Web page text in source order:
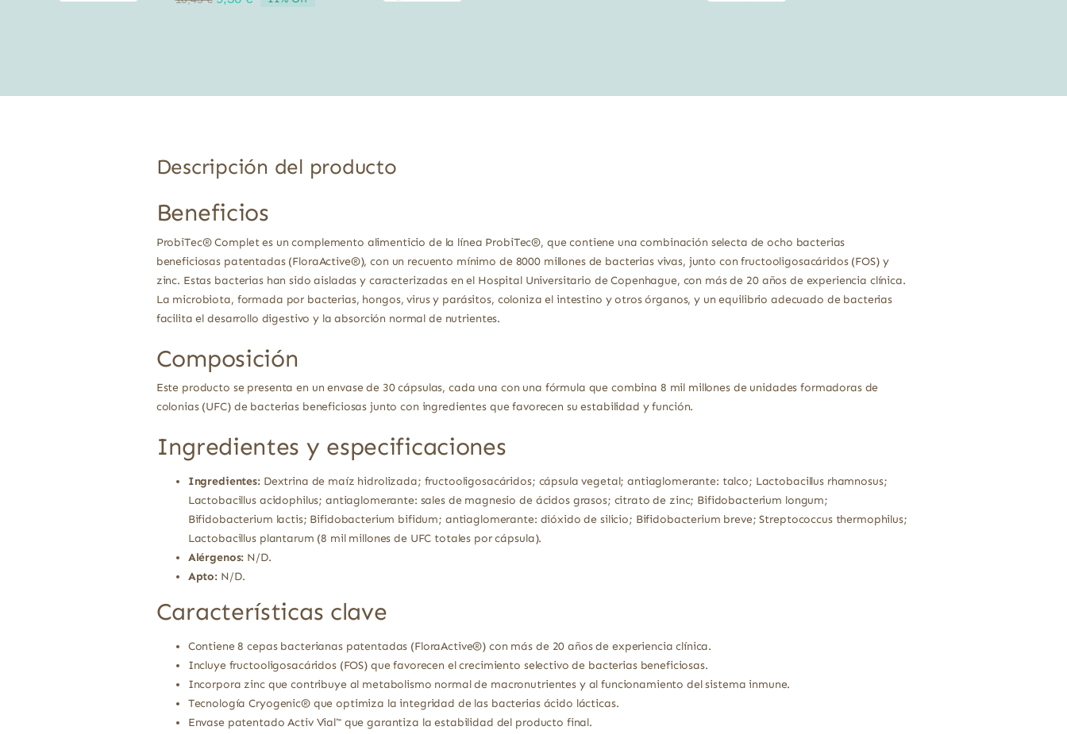
Descripción del producto
Beneficios
ProbiTec® Complet es un complemento alimenticio de la línea ProbiTec®, que contiene una combinación selecta de ocho bacterias
beneficiosas patentadas (FloraActive®), con un recuento mínimo de 8000 millones de bacterias vivas, junto con fructooligosacáridos (FOS) y
zinc. Estas bacterias han sido aisladas y caracterizadas en el Hospital Universitario de Copenhague, con más de 20 años de experiencia clínica.
La microbiota, formada por bacterias, hongos, virus y parásitos, coloniza el intestino y otros órganos, y un equilibrio adecuado de bacterias
facilita el desarrollo digestivo y la absorción normal de nutrientes.
Composición
Este producto se presenta en un envase de 30 cápsulas, cada una con una fórmula que combina 8 mil millones de unidades formadoras de
colonias (UFC) de bacterias beneficiosas junto con ingredientes que favorecen su estabilidad y función.
Ingredientes y especificaciones
Ingredientes:Dextrina de maíz hidrolizada; fructooligosacáridos; cápsula vegetal; antiaglomerante: talco; Lactobacillus rhamnosus;
Lactobacillus acidophilus; antiaglomerante: sales de magnesio de ácidos grasos; citrato de zinc; Bifidobacterium longum;
Bifidobacterium lactis; Bifidobacterium bifidum; antiaglomerante: dióxido de silicio; Bifidobacterium breve; Streptococcus thermophilus;
Lactobacillus plantarum (8 mil millones de UFC totales por cápsula).
Alérgenos: N/D.
Apto: N/D.
Características clave
Contiene 8 cepas bacterianas patentadas (FloraActive®) con más de 20 años de experiencia clínica.
Incluye fructooligosacáridos (FOS) que favorecen el crecimiento selectivo de bacterias beneficiosas.
Incorpora zinc que contribuye al metabolismo normal de macronutrientes y al funcionamiento del sistema inmune.
Tecnología Cryogenic® que optimiza la integridad de las bacterias ácido lácticas.
Envase patentado Activ Vial™ que garantiza la estabilidad del producto final.